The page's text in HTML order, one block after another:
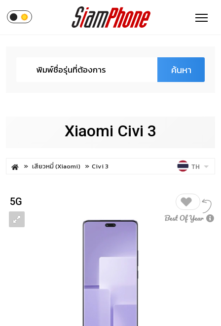
ค้นหา
Xiaomi Civi 3
เสียวหมี่ (Xiaomi) Civi 3 TH
5G